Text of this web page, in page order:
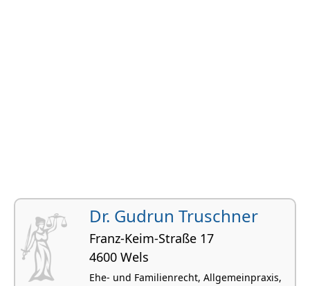
Dr. Gudrun Truschner
Franz-Keim-Straße 17
4600 Wels
Ehe- und Familienrecht, Allgemeinpraxis,